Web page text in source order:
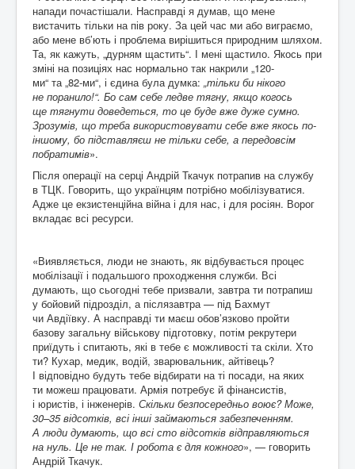
напади почастішали. Насправді я думав, що мене
вистачить тільки на пів року. За цей час ми або виграємо,
або мене вб’ють і проблема вирішиться природним шляхом.
Та, як кажуть, „дурням щастить“. І мені щастило. Якось при
зміні на позиціях нас нормально так накрили „120-
ми“ та „82-ми“, і єдина була думка: „тільки би нікого
не поранило!“. Бо сам себе ледве тягну, якщо когось
ще тягнути доведеться, то це буде вже дуже сумно.
Зрозумів, що треба використовувати себе вже якось по-
іншому, бо підставляєш не тільки себе, а передовсім
побратимів».
Після операції на серці Андрій Ткачук потрапив на службу
в ТЦК. Говорить, що українцям потрібно мобілізуватися.
Адже це екзистенційна війна і для нас, і для росіян. Ворог
вкладає всі ресурси.
«Виявляється, люди не знають, як відбувається процес
мобілізації і подальшого проходження служби. Всі
думають, що сьогодні тебе призвали, завтра ти потрапиш
у бойовий підрозділ, а післязавтра — під Бахмут
чи Авдіївку. А насправді ти маєш обов’язково пройти
базову загальну військову підготовку, потім рекрутери
приїдуть і спитають, які в тебе є можливості та скіли. Хто
ти? Кухар, медик, водій, зварювальник, айтівець?
І відповідно будуть тебе відбирати на ті посади, на яких
ти можеш працювати. Армія потребує й фінансистів,
і юристів, і інженерів. Скільки безпосередньо воює? Може,
30–35 відсотків, всі інші займаються забезпеченням.
А люди думають, що всі сто відсотків відправляються
на нуль. Це не так. І робота є для кожного», — говорить
Андрій Ткачук.